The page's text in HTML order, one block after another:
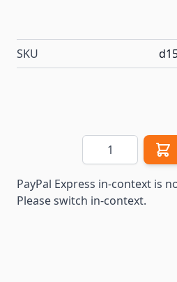
SKU
Menge
PayPal Express in-context is
Please switch in-context.